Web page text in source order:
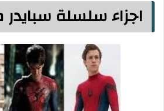
اجزاء سلسلة سبايدر